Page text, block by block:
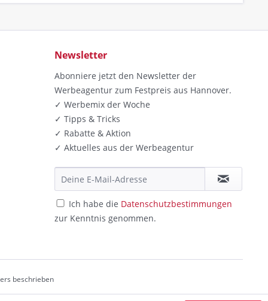
Newsletter
Abonniere jetzt den Newsletter der
Werbeagentur zum Festpreis aus Hannover.
✓ Werbemix der Woche
✓ Tipps & Tricks
✓ Rabatte & Aktion
✓ Aktuelles aus der Werbeagentur
Ich habe die Datenschutzbestimmungen
zur Kenntnis genommen.
beschrieben